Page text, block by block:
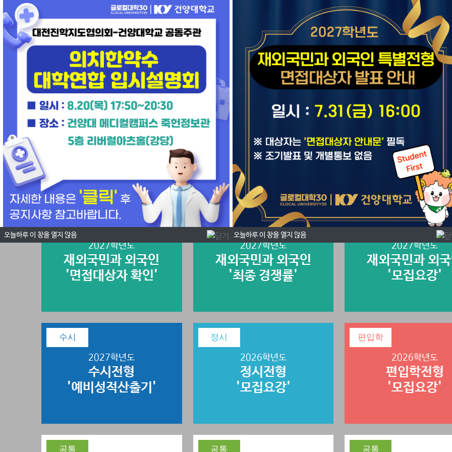
입학에서취업까지 책임지는 대학
2024년 대전·세종·충청 최초(단독유형) 글로컬대학 선정
2024년 공시취업률 75.8%(교육부 공식발표)
2025년 중앙일보 대학평가'학생 취업률' 전국 1위!
2025년 조선일보‘소비자추천 1위 브랜드’ 글로컬대학 부문 대상
학부과 홈페이지 바로가기
입학 바로가기 건양대학교 바로가기
재외국민
2027학년도
재외국민과 외국인
'면접대상자 확인'
재외국민
2027학년도
재외국민과 외국인
'최종 경쟁률'
재외국민
2027학년도
재외국민과 외
'모집요강'
수시
2027학년도
수시전형
'예비성적산출기'
정시
2026학년도
정시전형
'모집요강'
편입학
2026학년도
편입학전형
'모집요강'
공통 공통 공통
오늘하루 이 창을 열지 않음 오늘하루 이 창을 열지 않음